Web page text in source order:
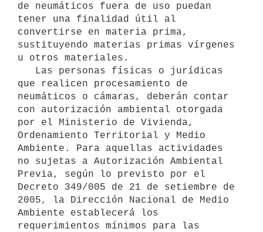
de neumáticos fuera de uso puedan
tener una finalidad útil al
convertirse en materia prima,
sustituyendo materias primas vírgenes
u otros materiales.
que realicen procesamiento de
neumáticos o cámaras, deberán contar
con autorización ambiental otorgada
por el Ministerio de Vivienda,
Ordenamiento Territorial y Medio
Ambiente. Para aquellas actividades
no sujetas a Autorización Ambiental
Previa, según lo previsto por el
Decreto 349/005 de 21 de setiembre de
2005, la Dirección Nacional de Medio
Ambiente establecerá los
requerimientos mínimos para las